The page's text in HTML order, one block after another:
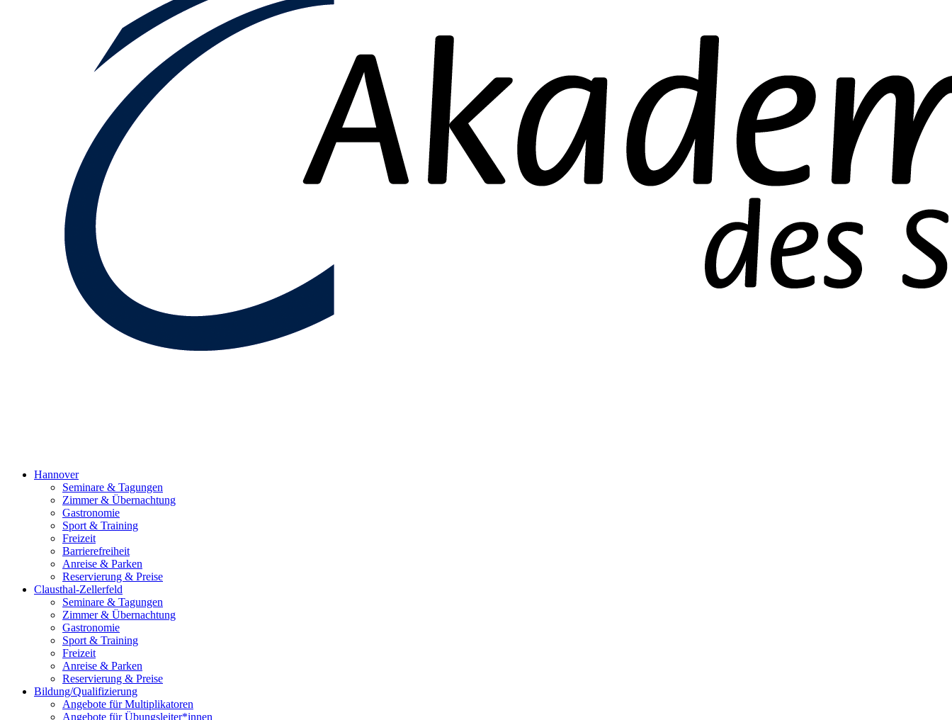
Hannover
Seminare & Tagungen
Zimmer & Übernachtung
Gastronomie
Sport & Training
Freizeit
Barrierefreiheit
Anreise & Parken
Reservierung & Preise
Clausthal-Zellerfeld
Seminare & Tagungen
Zimmer & Übernachtung
Gastronomie
Sport & Training
Freizeit
Anreise & Parken
Reservierung & Preise
Bildung/Qualifizierung
Angebote für Multiplikatoren
Angebote für Übungsleiter*innen